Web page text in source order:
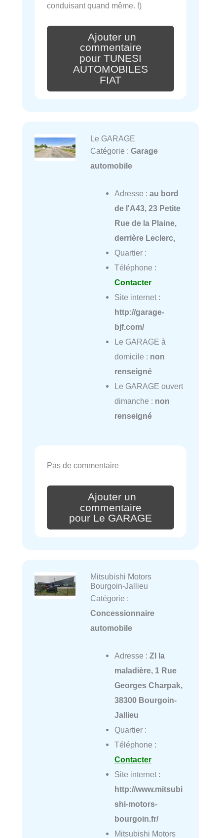
conduisant quand même. !)
Ajouter un
commentaire
pour TUNESI
AUTOMOBILES
FIAT
Le GARAGE
Catégorie : Garage
automobile
Adresse : au bord
de l'A43, 23 Petite
Rue de la Plaine,
derrière Leclerc,
Quartier :
Téléphone :
Contacter
Site internet :
http://garage-
bjf.com/
Le GARAGE à
domicile : non
renseigné
Le GARAGE ouvert
dimanche : non
renseigné
Pas de commentaire
Ajouter un
commentaire
pour Le GARAGE
Mitsubishi Motors
Bourgoin-Jallieu
Catégorie :
Concessionnaire
automobile
Adresse : ZI la
maladière, 1 Rue
Georges Charpak,
38300 Bourgoin-
Jallieu
Quartier :
Téléphone :
Contacter
Site internet :
http://www.mitsubi
shi-motors-
bourgoin.fr/
Mitsubishi Motors